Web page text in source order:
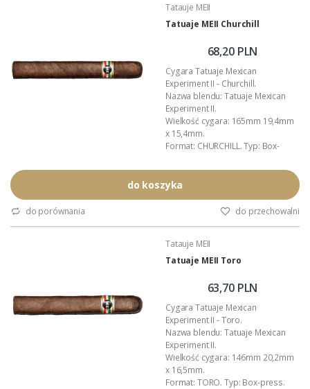
(cedrowa) skrzyneczka.
Polecamy: nawilżacze Boveda do
Autor blendu: Pete Johnson
Tatauje MEII
Tatuaje MEII Churchill
68,20 PLN
Cygara Tatuaje Mexican
Experiment II - Churchill.
Nazwa blendu: Tatuaje Mexican
Experiment II.
Wielkość cygara: 165mm 19,4mm
x 15,4mm.
Format: CHURCHILL. Typ: Box-
Liść okrywowy (wrapper): Meksyk -
San Andrés.
Wkładka (filler): Nikaragua.
(cedrowa) skrzyneczka.
Polecamy: nawilżacze Boveda do
Autor blendu: Pete Johnson...
do koszyka
do porównania do przechowalni
Tatauje MEII
Tatuaje MEII Toro
63,70 PLN
Cygara Tatuaje Mexican
Experiment II - Toro.
Nazwa blendu: Tatuaje Mexican
Experiment II.
Wielkość cygara: 146mm 20,2mm
x 16,5mm.
Format: TORO. Typ: Box-press.